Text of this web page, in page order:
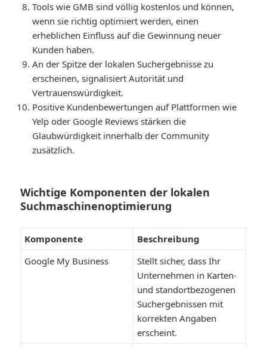
Tools wie GMB sind völlig kostenlos und können,
wenn sie richtig optimiert werden, einen
erheblichen Einfluss auf die Gewinnung neuer
Kunden haben.
An der Spitze der lokalen Suchergebnisse zu
erscheinen, signalisiert Autorität und
Vertrauenswürdigkeit.
Positive Kundenbewertungen auf Plattformen wie
Yelp oder Google Reviews stärken die
Glaubwürdigkeit innerhalb der Community
zusätzlich.
Wichtige Komponenten der lokalen
Suchmaschinenoptimierung
Komponente
Beschreibung
Google My Business
Stellt sicher, dass Ihr
Unternehmen in Karten-
und standortbezogenen
Suchergebnissen mit
korrekten Angaben
erscheint.